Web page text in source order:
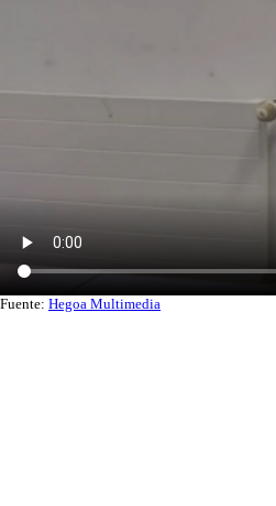
Fuente: Hegoa Multimedia